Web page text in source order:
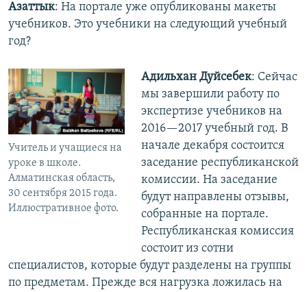
Азаттык: На портале уже опубликованы макеты
учебников. Это учебники на следующий учебный
год?
Учитель и учащиеся на
уроке в школе.
Алматинская область,
30 сентября 2015 года.
Иллюстративное фото.
Адильхан Дуйсебек: Сейчас
мы завершили работу по
экспертизе учебников на
2016—2017 учебный год. В
начале декабря состоится
заседание республиканской
комиссии. На заседание
будут направлены отзывы,
собранные на портале.
Республиканская комиссия
состоит из сотни
специалистов, которые будут разделены на группы
по предметам. Прежде вся нагрузка ложилась на